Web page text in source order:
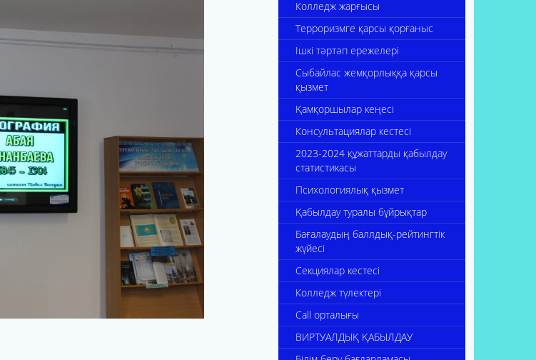
Колледж жарғысы
Терроризмге қарсы қорғаныс
Ішкі тәртәп ережелері
Сыбайлас жемқорлыққа қарсы
қызмет
Қамқоршылар кеңесі
Консультациялар кестесі
2023-2024 құжаттарды қабылдау
статистикасы
Психологиялық қызмет
Қабылдау туралы бұйрықтар
Бағалаудың баллдық-рейтингтік
жүйесі
Секциялар кестесі
Колледж түлектері
Call орталығы
ВИРТУАЛДЫҚ ҚАБЫЛДАУ